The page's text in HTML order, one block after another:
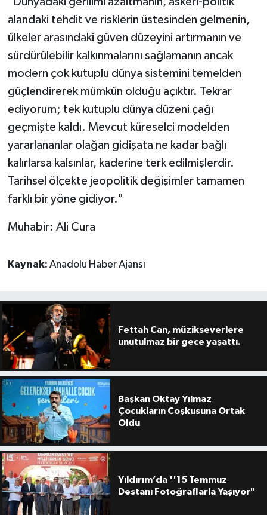
alandaki tehdit ve risklerin üstesinden gelmenin,
ülkeler arasındaki güven düzeyini artırmanın ve
sürdürülebilir kalkınmalarını sağlamanın ancak
modern çok kutuplu dünya sistemini temelden
güçlendirerek mümkün olduğu açıktır. Tekrar
ediyorum; tek kutuplu dünya düzeni çağı
geçmişte kaldı. Mevcut küreselci modelden
yararlananlar olağan gidişata ne kadar bağlı
kalırlarsa kalsınlar, kaderine terk edilmişlerdir.
Tarihsel ölçekte jeopolitik değişimler tamamen
farklı bir yöne gidiyor."
Muhabir: Ali Cura
Kaynak: Anadolu Haber Ajansı
Fettah Can, müzikseverlere
unutulmaz bir gece yaşattı.
Başkan Oktay Yılmaz
Çocukların Coşkusuna Ortak
Oldu
Yıldırım’da ''15 Temmuz
Destanı Fotoğraflarla Yaşıyor"